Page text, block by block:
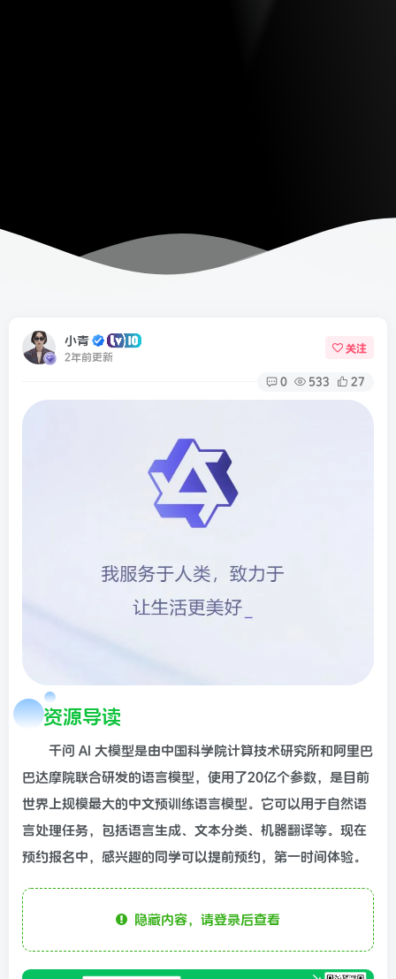
小青
2年前更新
关注
0 533 27
资源导读
千问 AI 大模型是由中国科学院计算技术研究所和阿里巴
巴达摩院联合研发的语言模型，使用了20亿个参数，是目前
世界上规模最大的中文预训练语言模型。它可以用于自然语
言处理任务，包括语言生成、文本分类、机器翻译等。现在
预约报名中，感兴趣的同学可以提前预约，第一时间体验。
隐藏内容，请登录后查看